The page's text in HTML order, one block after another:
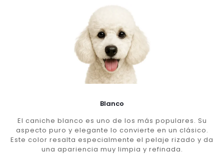
Blanco
El caniche blanco es uno de los más populares. Su
aspecto puro y elegante lo convierte en un clásico.
Este color resalta especialmente el pelaje rizado y da
una apariencia muy limpia y refinada.